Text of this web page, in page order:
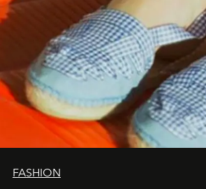
FASHION